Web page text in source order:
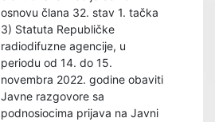
osnovu člana 32. stav 1. tačka
3) Statuta Republičke
radiodifuzne agencije, u
periodu od 14. do 15.
novembra 2022. godine obaviti
Javne razgovore sa
podnosiocima prijava na Javni